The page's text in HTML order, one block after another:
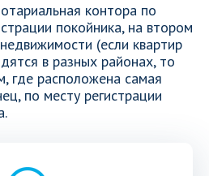
контора по
покойника, на втором
(если квартир
в разных районах, то
где расположена самая
по месту регистрации